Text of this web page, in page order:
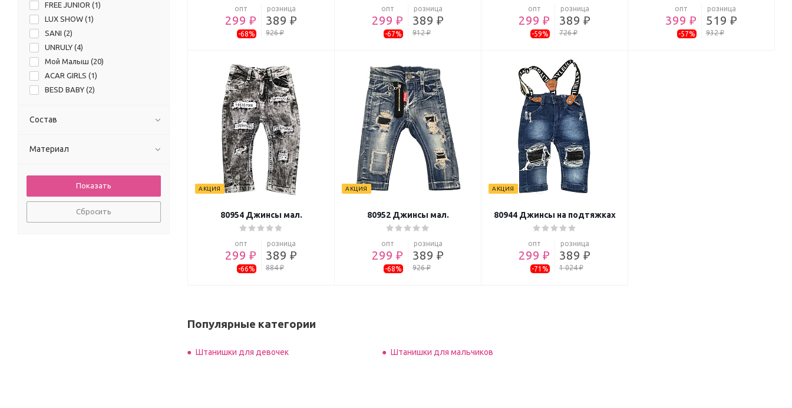
опт
299 ₽
-68%
розница
389 ₽
926 ₽
опт
299 ₽
-67%
розница
389 ₽
912 ₽
опт
299 ₽
-59%
розница
389 ₽
726 ₽
опт
399 ₽
-57%
розница
519 ₽
932 ₽
АКЦИЯ
80954 Джинсы мал.
опт
299 ₽
-66%
розница
389 ₽
884 ₽
АКЦИЯ
80952 Джинсы мал.
опт
299 ₽
-68%
розница
389 ₽
926 ₽
АКЦИЯ
80944 Джинсы на подтяжках
опт
299 ₽
-71%
розница
389 ₽
1 024 ₽
Популярные категории
Штанишки для девочек Штанишки для мальчиков
FREE JUNIOR (1)
LUX SHOW (1)
SANI (2)
UNRULY (4)
Мой Малыш (20)
ACAR GIRLS (1)
BESD BABY (2)
Cincir (
HOPEFULLI (
LILITOP (11)
)
Miniworld (2)
Состав
Материал
Сбросить